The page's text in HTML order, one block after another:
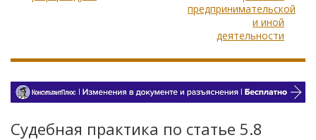
предпринимательской
и иной
деятельности
Судебная практика по статье 5.8